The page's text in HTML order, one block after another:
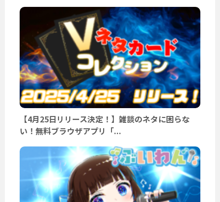
【4月25日リリース決定！】雑談のネタに困らな
い！無料ブラウザアプリ「...